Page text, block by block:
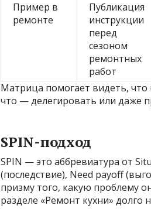
Пример в
ремонте
Публикация
инструкции
перед
сезоном
ремонтных
работ
Матрица помогает видеть,
что — делегировать или даже
SPIN-подход
SPIN — это аббревиатура от
(последствие), Need payoff
призму того, какую проблему
разделе «Ремонт кухни»